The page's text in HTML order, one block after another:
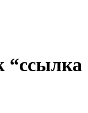
“ссылка